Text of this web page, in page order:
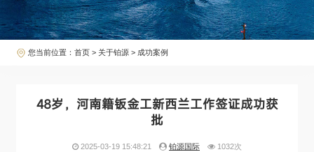
您当前位置：首页 > 关于铂源 > 成功案例
48岁，河南籍钣金工新西兰工作签证成功获
批
2025-03-19 15:48:21 铂源国际 1032次